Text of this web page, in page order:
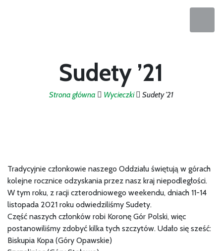
Sudety ’21
Strona główna Wycieczki Sudety ’21
Tradycyjnie członkowie naszego Oddziału świętują w górach
kolejne rocznice odzyskania przez nasz kraj niepodległości.
W tym roku, z racji czterodniowego weekendu, dniach 11-14
listopada 2021 roku odwiedziliśmy Sudety.
Część naszych członków robi Koronę Gór Polski, więc
postanowiliśmy zdobyć kilka tych szczytów. Udało się sześć:
Biskupia Kopa (Góry Opawskie)